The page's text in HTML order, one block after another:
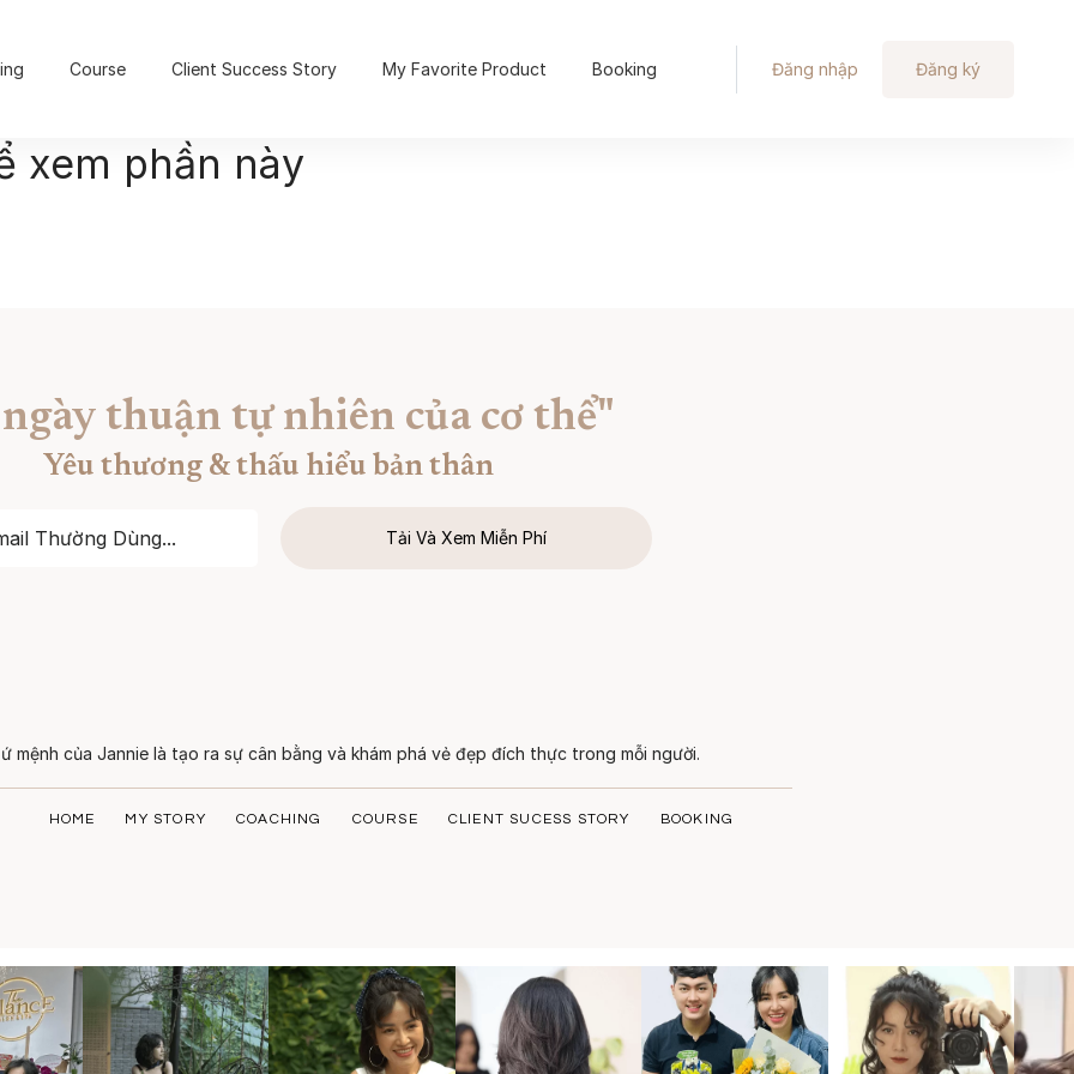
Course Client Success Story My Favorite Product Booking Đăng nhập Đăng ký
xem phần này
thuận tự nhiên của cơ thể"
Yêu thương & thấu hiểu bản thân
Tải Và Xem Miễn Phí
mệnh của Jannie là tạo ra sự cân bằng và khám phá vẻ đẹp đích thực trong mỗi người.
HOME MY STORY COACHING COURSE CLIENT SUCESS STORY BOOKING